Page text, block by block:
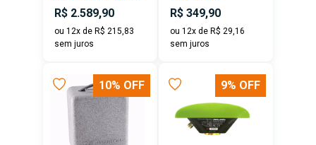
R$ 2.589,90
ou 12x de R$ 215,83
sem juros
R$ 349,90
ou 12x de R$ 29,16
sem juros
10% OFF 9% OFF